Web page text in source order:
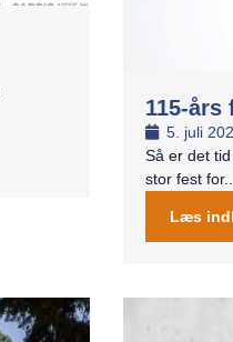
115-års
5. juli
Så er det
stor fest for...
Læs